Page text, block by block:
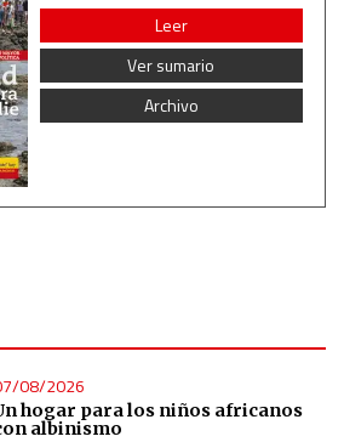
Leer
Ver sumario
Archivo
08/2026
hogar para los niños africanos
albinismo